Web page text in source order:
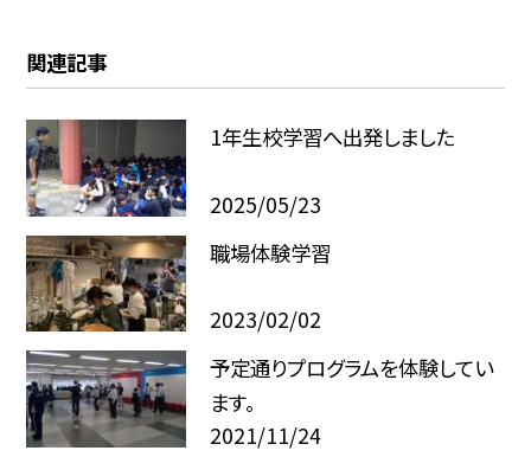
関連記事
1年生校学習へ出発しました
2025/05/23
職場体験学習
2023/02/02
予定通りプログラムを体験してい
ます。
2021/11/24